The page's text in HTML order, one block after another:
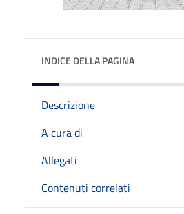
INDICE DELLA PAGINA
Descrizione
A cura di
Allegati
Contenuti correlati